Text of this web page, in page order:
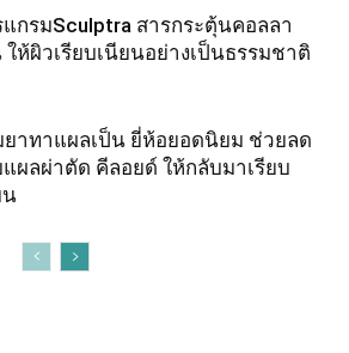
แกรมSculptra สารกระตุ้นคอลลา
ให้ผิวเรียบเนียนอย่างเป็นธรรมชาติ
ยาทาแผลเป็น ยี่ห้อยอดนิยม ช่วยลด
แผลผ่าตัด คีลอยด์ ให้กลับมาเรียบ
น